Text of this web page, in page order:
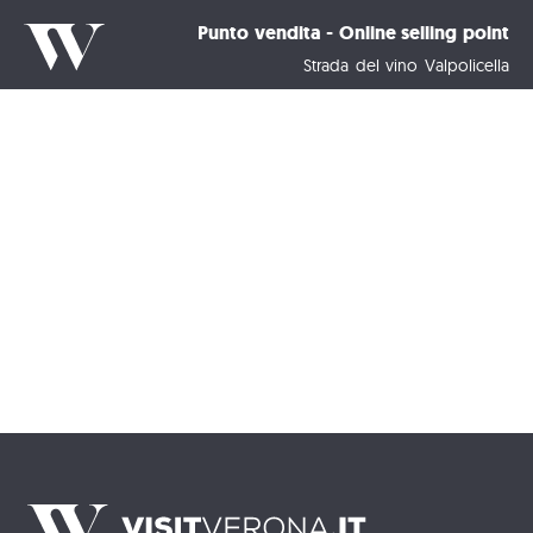
Punto vendita - Online selling point
Strada del vino Valpolicella